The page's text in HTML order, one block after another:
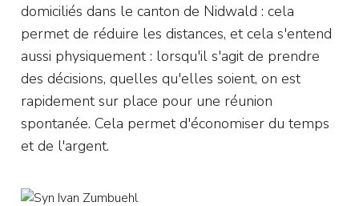
domiciliés dans le canton de Nidwald : cela
permet de réduire les distances, et cela s'entend
aussi physiquement : lorsqu'il s'agit de prendre
des décisions, quelles qu'elles soient, on est
rapidement sur place pour une réunion
spontanée. Cela permet d'économiser du temps
et de l'argent.